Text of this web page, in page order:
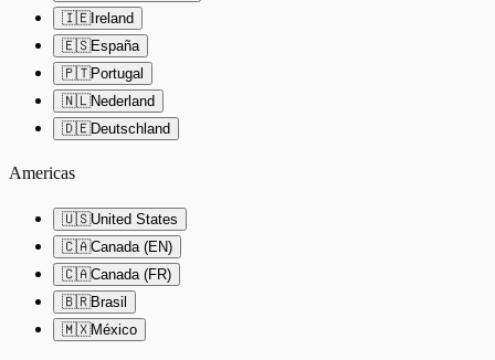
🇮🇪Ireland
🇪🇸España
🇵🇹Portugal
🇳🇱Nederland
🇩🇪Deutschland
Americas
🇺🇸United States
🇨🇦Canada (EN)
🇨🇦Canada (FR)
🇧🇷Brasil
🇲🇽México